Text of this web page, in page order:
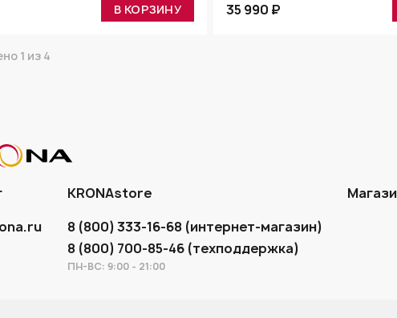
В КОРЗИНУ
35 990 ₽
1 из 4
KRONAstore
8 (800) 333-16-68 (интернет-магазин)
8 (800) 700-85-46 (техподдержка)
ПН-ВС: 9:00 - 21:00